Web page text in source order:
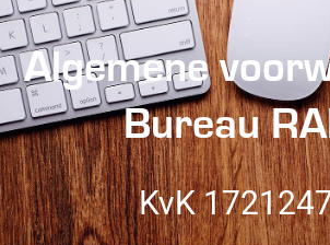
Algemene
Bureau
KvK